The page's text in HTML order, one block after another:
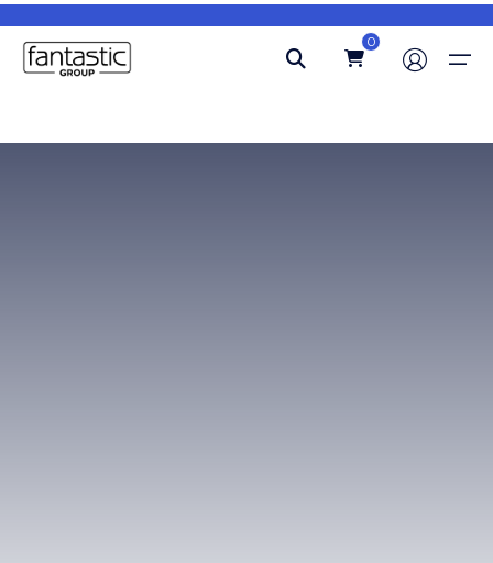
0